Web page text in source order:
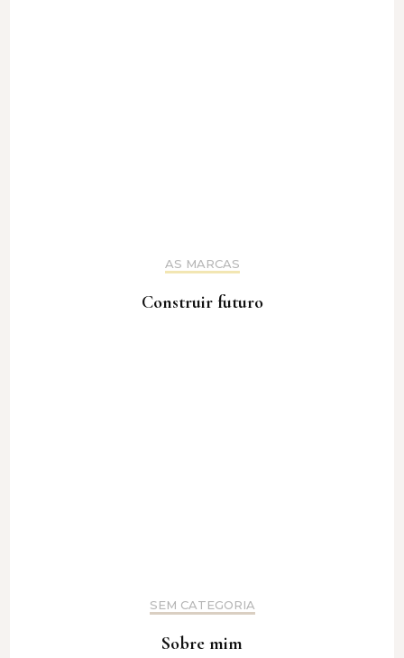
AS MARCAS
Construir futuro
SEM CATEGORIA
Sobre mim